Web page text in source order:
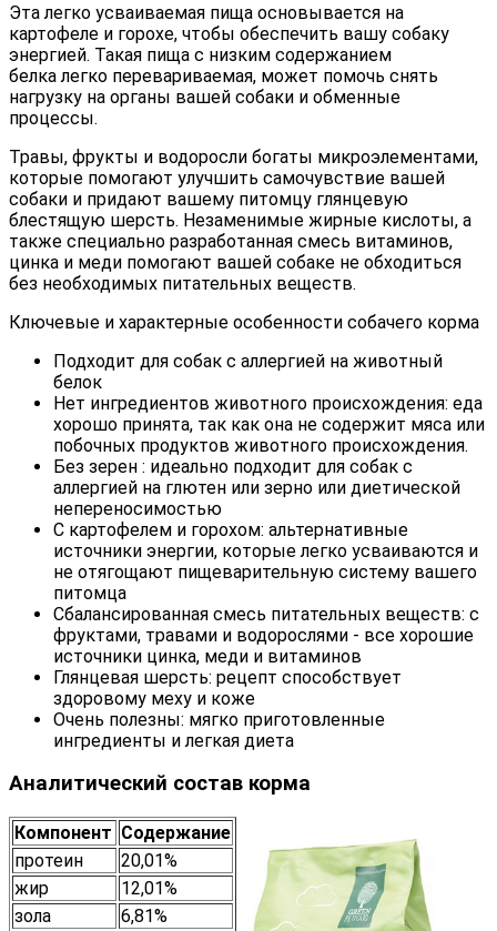
Эта легко усваиваемая пища основывается на
картофеле и горохе, чтобы обеспечить вашу собаку
энергией. Такая пища с низким содержанием
белка легко перевариваемая, может помочь снять
нагрузку на органы вашей собаки и обменные
процессы.
Травы, фрукты и водоросли богаты микроэлементами,
которые помогают улучшить самочувствие вашей
собаки и придают вашему питомцу глянцевую
блестящую шерсть. Незаменимые жирные кислоты, а
также специально разработанная смесь витаминов,
цинка и меди помогают вашей собаке не обходиться
без необходимых питательных веществ.
Ключевые и характерные особенности собачего корма
Подходит для собак с аллергией на животный
белок
Нет ингредиентов животного происхождения: еда
хорошо принята, так как она не содержит мяса или
побочных продуктов животного происхождения.
Без зерен : идеально подходит для собак с
аллергией на глютен или зерно или диетической
непереносимостью
С картофелем и горохом: альтернативные
источники энергии, которые легко усваиваются и
не отягощают пищеварительную систему вашего
питомца
Сбалансированная смесь питательных веществ: с
фруктами, травами и водорослями - все хорошие
источники цинка, меди и витаминов
Глянцевая шерсть: рецепт способствует
здоровому меху и коже
Очень полезны: мягко приготовленные
ингредиенты и легкая диета
Аналитический состав корма
Компонент Содержание
протеин
20,01%
жир
12,01%
зола
6,81%